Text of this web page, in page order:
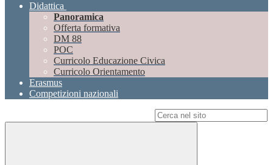
Didattica
Panoramica
Offerta formativa
DM 88
POC
Curricolo Educazione Civica
Curricolo Orientamento
Erasmus
Competizioni nazionali